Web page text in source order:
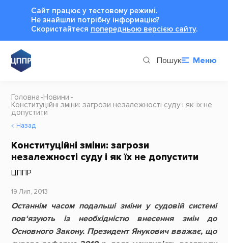
Сайт працює у тестовому режимі.
Не знайшли потрібну інформацію?
Cкористайтеся попередньою версією сайту.
Пошук Меню
Головна Новини
Конституційні зміни: загрози незалежності суду і як їх не
допустити
Назад
Конституційні зміни: загрози
незалежності суду і як їх не допустити
ЦППР
19 Лип, 2013
Останнім часом подальші зміни у судовій системі
пов‘язують із необхідністю внесення змін до
Основного Закону. Президент Янукович вважає, що